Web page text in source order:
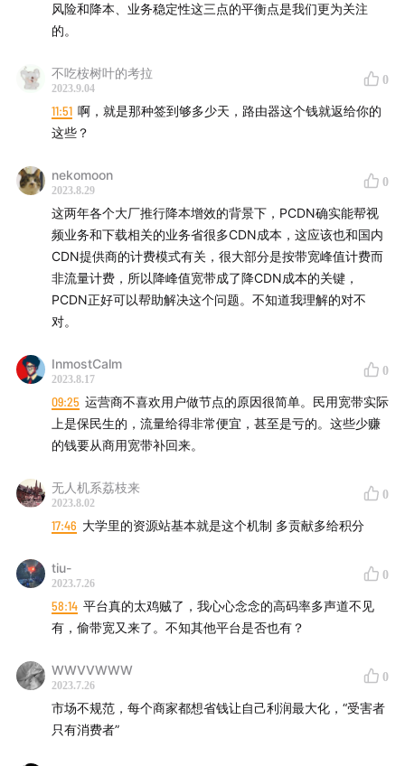
风险和降本、业务稳定性这三点的平衡点是我们更为关注
的。
不吃桉树叶的考拉
2023.9.04
0
11:51 啊，就是那种签到够多少天，路由器这个钱就返给你的
这些？
nekomoon
2023.8.29
0
这两年各个大厂推行降本增效的背景下，PCDN确实能帮视
频业务和下载相关的业务省很多CDN成本，这应该也和国内
CDN提供商的计费模式有关，很大部分是按带宽峰值计费而
非流量计费，所以降峰值宽带成了降CDN成本的关键，
PCDN正好可以帮助解决这个问题。不知道我理解的对不
对。
InmostCalm
2023.8.17
0
09:25 运营商不喜欢用户做节点的原因很简单。民用宽带实际
上是保民生的，流量给得非常便宜，甚至是亏的。这些少赚
的钱要从商用宽带补回来。
无人机系荔枝来
2023.8.02
0
17:46 大学里的资源站基本就是这个机制 多贡献多给积分
tiu-
2023.7.26
0
58:14 平台真的太鸡贼了，我心心念念的高码率多声道不见
有，偷带宽又来了。不知其他平台是否也有？
WWVVWWW
2023.7.26
0
市场不规范，每个商家都想省钱让自己利润最大化，“受害者
只有消费者”